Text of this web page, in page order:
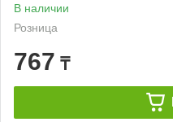
В наличии
Розница
767 ₸